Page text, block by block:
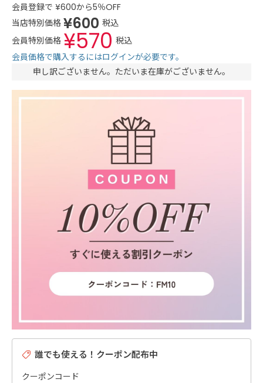
会員登録で ¥600から5％OFF
当店特別価格 ¥600 税込
会員特別価格 ¥570 税込
会員価格で購入するにはログインが必要です。
申し訳ございません。ただいま在庫がございません。
誰でも使える！クーポン配布中
クーポンコード